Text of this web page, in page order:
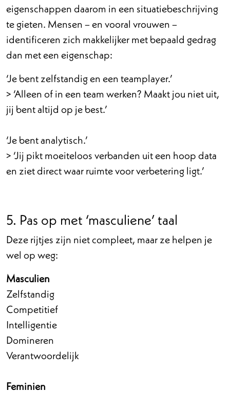
eigenschappen daarom in een situatiebeschrijving
te gieten. Mensen – en vooral vrouwen –
identificeren zich makkelijker met bepaald gedrag
dan met een eigenschap:
‘Je bent zelfstandig en een teamplayer.’
> ‘Alleen of in een team werken? Maakt jou niet uit,
jij bent altijd op je best.’
‘Je bent analytisch.’
> ‘Jij pikt moeiteloos verbanden uit een hoop data
en ziet direct waar ruimte voor verbetering ligt.’
5. Pas op met ‘masculiene’ taal
Deze rijtjes zijn niet compleet, maar ze helpen je
wel op weg:
Masculien
Zelfstandig
Competitief
Intelligentie
Domineren
Verantwoordelijk
Feminien